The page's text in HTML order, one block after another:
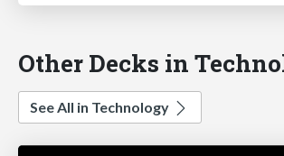
Other Decks in
See All in Technology